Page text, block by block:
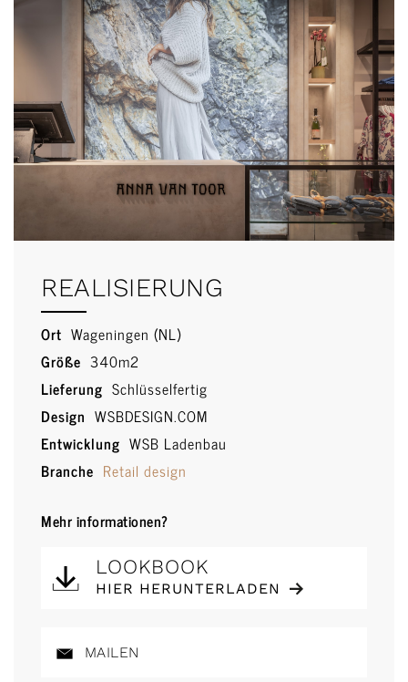
REALISIERUNG
Ort Wageningen (NL)
Größe 340m2
Lieferung Schlüsselfertig
Design WSBDESIGN.COM
Entwicklung WSB Ladenbau
Branche Retail design
Mehr informationen?
LOOKBOOK
HIER HERUNTERLADEN
MAILEN